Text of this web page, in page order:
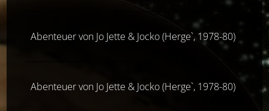
Abenteuer von Jo Jette & Jocko (Herge`, 1978-80)
Abenteuer von Jo Jette & Jocko (Herge`, 1978-80) 1